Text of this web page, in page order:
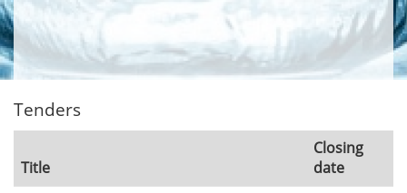
Tenders
Title
Closing
date